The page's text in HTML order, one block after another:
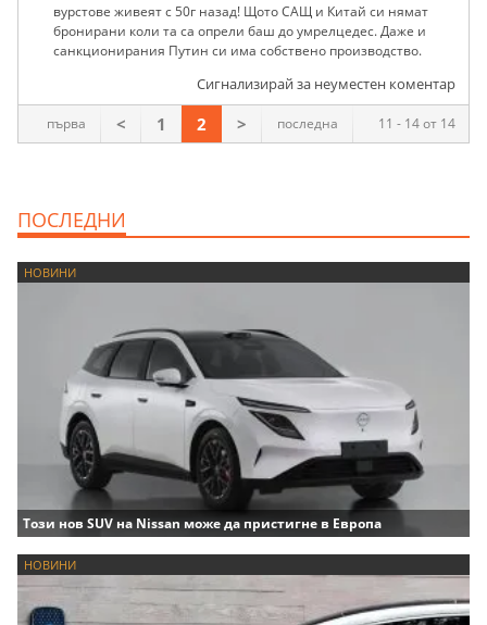
вурстове живеят с 50г назад! Щото САЩ и Китай си нямат
бронирани коли та са опрели баш до умрелцедес. Даже и
санкционирания Путин си има собствено производство.
Сигнализирай за неуместен коментар
11 - 14 от 14
първа < 1 2 > последна
ПОСЛЕДНИ
НОВИНИ
Този нов SUV на Nissan може да пристигне в Европа
НОВИНИ